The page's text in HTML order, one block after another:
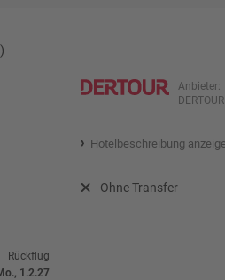
Anbieter:
DERTOUR
Hotelbeschreibung
Ohne Transfer
Rückflug
1.2.27